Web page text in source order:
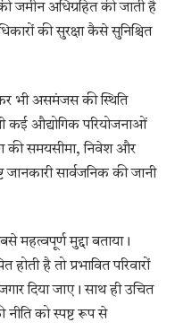
जमीन अधिग्रहित की जाती है
की सुरक्षा कैसे सुनिश्चित
भी असमंजस की स्थिति
कई औद्योगिक परियोजनाओं
की समयसीमा, निवेश और
सार्वजनिक की जानी
महत्वपूर्ण मुद्दा बताया।
होती है तो प्रभावित परिवारों
दिया जाए। साथ ही उचित
को स्पष्ट रूप से